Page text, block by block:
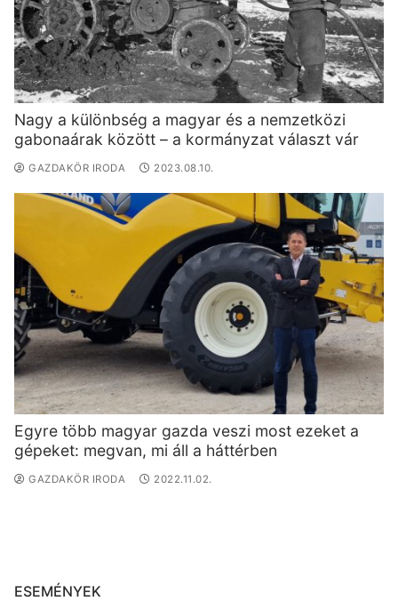
Nagy a különbség a magyar és a nemzetközi
gabonaárak között – a kormányzat választ vár
GAZDAKÖR IRODA 2023.08.10.
Egyre több magyar gazda veszi most ezeket a
gépeket: megvan, mi áll a háttérben
GAZDAKÖR IRODA 2022.11.02.
ESEMÉNYEK